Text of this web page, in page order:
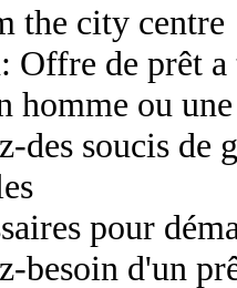
the city centre
Offre de prêt
homme ou
des soucis de
pour
besoin d'un